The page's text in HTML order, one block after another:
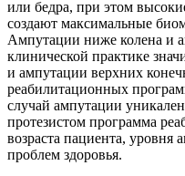
или бедра, при этом
создают максимальные
Ампутации ниже колена и
клинической практике
и ампутации верхних
реабилитационных
случай ампутации
протезистом программа
возраста пациента,
проблем здоровья.